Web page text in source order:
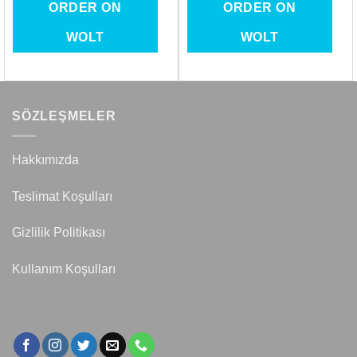
ORDER ON
WOLT
ORDER ON
WOLT
SÖZLEŞMELER
Hakkımızda
Teslimat Koşulları
Gizlilik Politikası
Kullanım Koşulları